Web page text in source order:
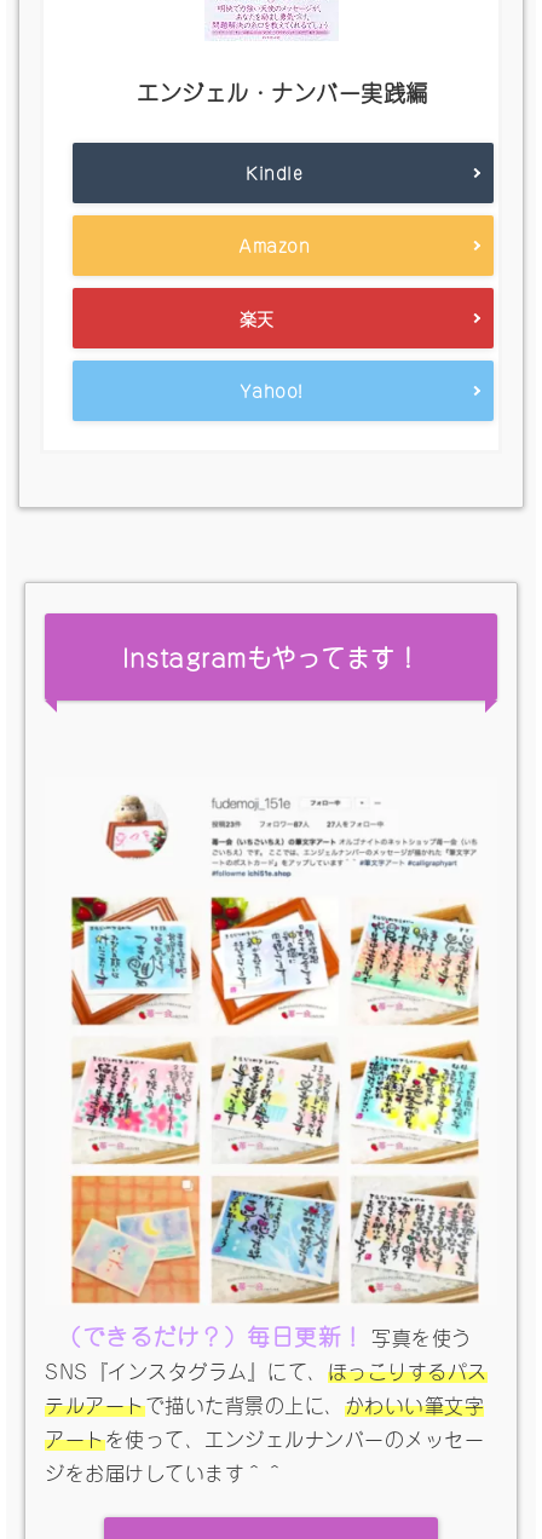
エンジェル・ナンバー実践編
Kindle
Amazon
楽天
Yahoo!
Instagramもやってます！
（できるだけ？）毎日更新！
写真を使う
SNS『インスタグラム』にて、 ほっこりするパス
テルアートで描いた背景の上に、 かわいい筆文字
アートを使って、エンジェルナンバーのメッセー
ジをお届けしています＾＾